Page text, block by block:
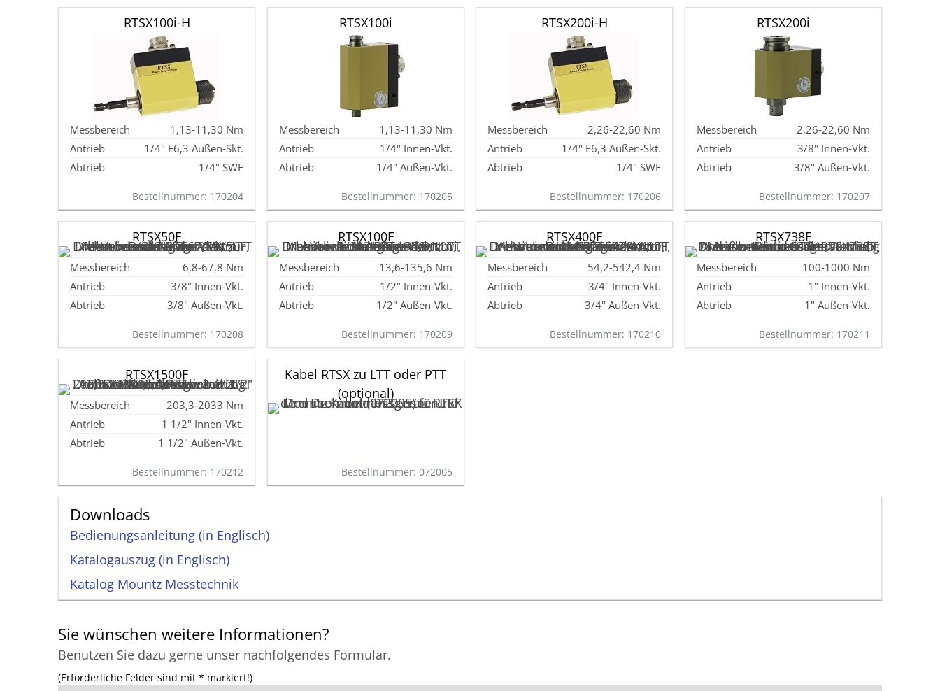
RTSX100i-H
1,13‑11,30 Nm
1/4" E6,3 Außen‑Skt.
1/4" SWF
Bestellnummer: 170204
RTSX100i
1,13‑11,30 Nm
1/4" Innen‑Vkt.
1/4" Außen‑Vkt.
Bestellnummer: 170205
RTSX200i-H
2,26‑22,60 Nm
1/4" E6,3 Außen‑Skt.
1/4" SWF
Bestellnummer: 170206
RTSX200i
2,26‑22,60 Nm
3/8" Innen‑Vkt.
3/8" Außen‑Vkt.
Bestellnummer: 170207
RTSX50F
6,8‑67,8 Nm
3/8" Innen‑Vkt.
3/8" Außen‑Vkt.
Bestellnummer: 170208
RTSX100F
13,6‑135,6 Nm
1/2" Innen‑Vkt.
1/2" Außen‑Vkt.
Bestellnummer: 170209
RTSX400F
54,2‑542,4 Nm
3/4" Innen‑Vkt.
3/4" Außen‑Vkt.
Bestellnummer: 170210
RTSX738F
100‑1000 Nm
1" Innen‑Vkt.
1" Außen‑Vkt.
Bestellnummer: 170211
RTSX1500F
203,3‑2033 Nm
1 1/2" Innen‑Vkt.
1 1/2" Außen‑Vkt.
Bestellnummer: 170212
Kabel RTSX zu LTT oder PTT
(optional)
Bestellnummer: 072005
Downloads
Bedienungs­anleitung (in Englisch)
Katalogauszug (in Englisch)
Katalog Mountz Messtechnik
Sie wünschen weitere Informationen?
Benutzen Sie dazu gerne unser nachfolgendes Formular.
(Erforderliche Felder sind mit * markiert!)